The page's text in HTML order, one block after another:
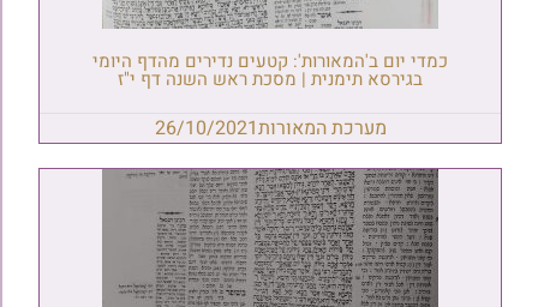
כמדי יום ב'המאורות': קטעים נדירים מהדף היומי
בגירסא תימנית | מסכת ראש השנה דף י"ז
מערכת המאורות26/10/2021